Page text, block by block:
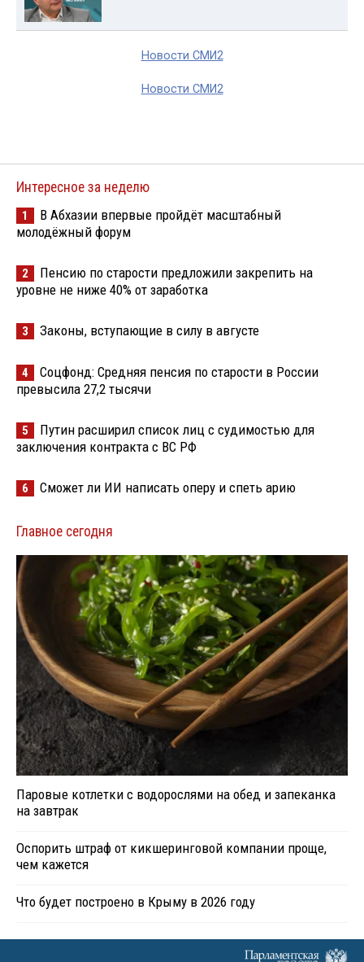
Новости СМИ2
Новости СМИ2
Интересное за неделю
1
В Абхазии впервые пройдёт масштабный
молодёжный форум
2
Пенсию по старости предложили закрепить на
уровне не ниже 40% от заработка
3 Законы, вступающие в силу в августе
4
Соцфонд: Средняя пенсия по старости в России
превысила 27,2 тысячи
5
Путин расширил список лиц с судимостью для
заключения контракта с ВС РФ
6 Сможет ли ИИ написать оперу и спеть арию
Главное сегодня
Паровые котлетки с водорослями на обед и запеканка
на завтрак
Оспорить штраф от кикшеринговой компании проще,
чем кажется
Что будет построено в Крыму в 2026 году